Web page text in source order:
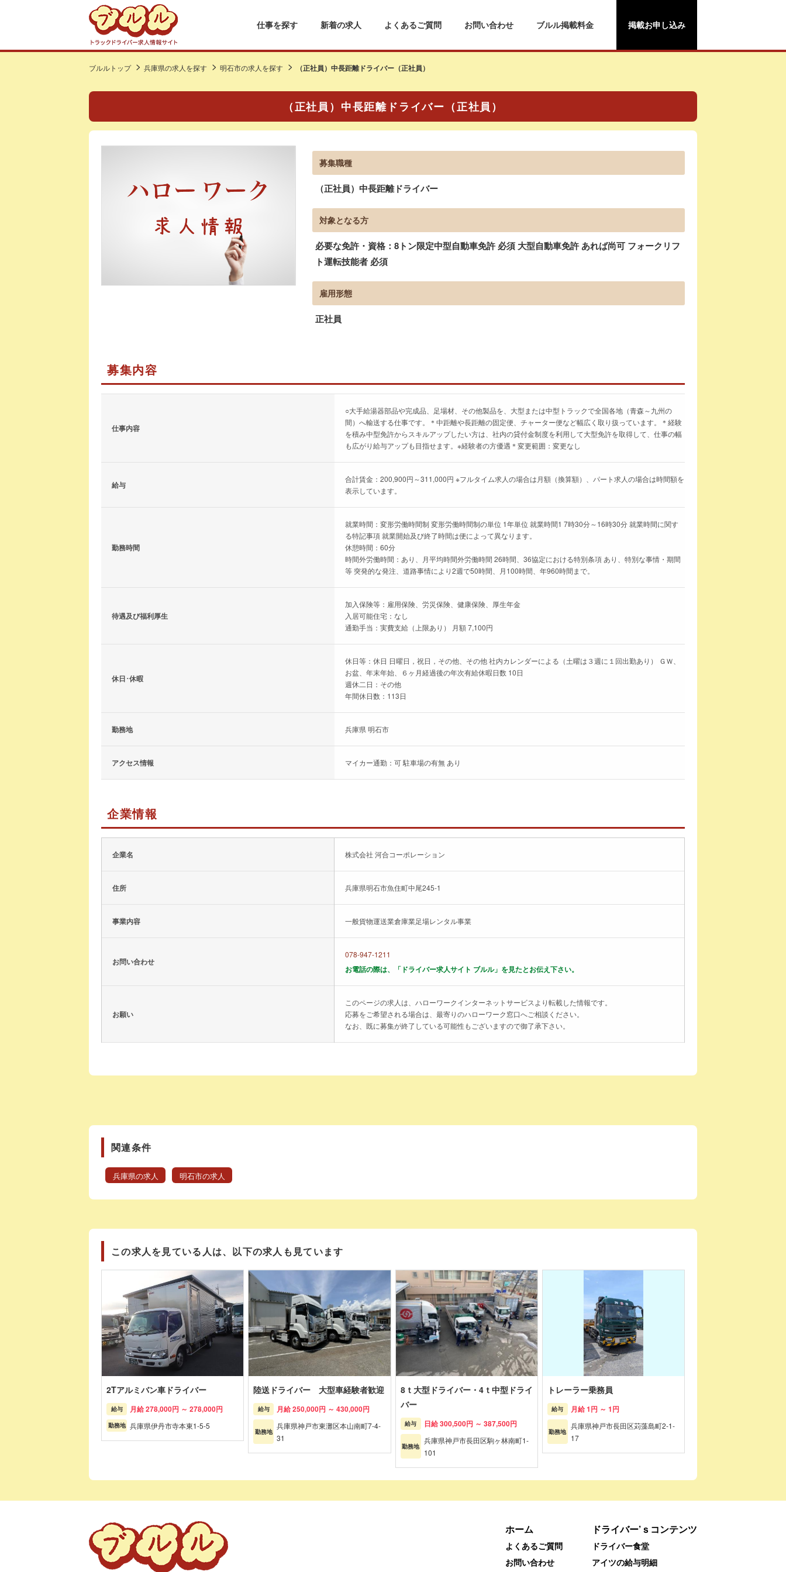
仕事を探す 新着の求人 よくあるご質問 お問い合わせ ブルル掲載料金 掲載お申し込み
ブルルトップ 兵庫県の求人を探す 明石市の求人を探す （正社員）中長距離ドライバー（正社員）
（正社員）中長距離ドライバー（正社員）
募集職種
（正社員）中長距離ドライバー
対象となる方
必要な免許・資格：8トン限定中型自動車免許 必須 大型自動車免許 あれば尚可 フォークリフ
ト運転技能者 必須
雇用形態
正社員
募集内容
仕事内容
○大手給湯器部品や完成品、足場材、その他製品を、大型または中型トラックで全国各地（青森～九州の
間）へ輸送する仕事です。＊中距離や長距離の固定便、チャーター便など幅広く取り扱っています。＊経験
を積み中型免許からスキルアップしたい方は、社内の貸付金制度を利用して大型免許を取得して、仕事の幅
も広がり給与アップも目指せます。※経験者の方優遇＊変更範囲：変更なし
給与
合計賃金：200,900円～311,000円 ※フルタイム求人の場合は月額（換算額）、パート求人の場合は時間額を
表示しています。
勤務時間
就業時間：変形労働時間制 変形労働時間制の単位 1年単位 就業時間1 7時30分～16時30分 就業時間に関す
る特記事項 就業開始及び終了時間は便によって異なります。
休憩時間：60分
時間外労働時間：あり、月平均時間外労働時間 26時間、36協定における特別条項 あり、特別な事情・期間
等 突発的な発注、道路事情により2週で50時間、月100時間、年960時間まで。
待遇及び福利厚生
加入保険等：雇用保険、労災保険、健康保険、厚生年金
入居可能住宅：なし
通勤手当：実費支給（上限あり） 月額 7,100円
休日･休暇
休日等：休日 日曜日，祝日，その他、その他 社内カレンダーによる（土曜は３週に１回出勤あり） ＧＷ、
お盆、年末年始、６ヶ月経過後の年次有給休暇日数 10日
週休二日：その他
年間休日数：113日
勤務地 兵庫県 明石市
アクセス情報 マイカー通勤：可 駐車場の有無 あり
企業情報
企業名 株式会社 河合コーポレーション
住所 兵庫県明石市魚住町中尾245-1
事業内容 一般貨物運送業倉庫業足場レンタル事業
お問い合わせ
078-947-1211
お電話の際は、「ドライバー求人サイト ブルル」を見たとお伝え下さい。
お願い
このページの求人は、ハローワークインターネットサービスより転載した情報です。
応募をご希望される場合は、最寄りのハローワーク窓口へご相談ください。
なお、既に募集が終了している可能性もございますので御了承下さい。
関連条件
兵庫県の求人 明石市の求人
この求人を見ている人は、以下の求人も見ています
2Tアルミバン車ドライバー
給与 月給 278,000円 ～ 278,000円
勤務地 兵庫県伊丹市寺本東1-5-5
陸送ドライバー 大型車経験者歓迎
給与 月給 250,000円 ～ 430,000円
勤務地
兵庫県神戸市東灘区本山南町7-4-
31
8ｔ大型ドライバー・4ｔ中型ドライ
バー
給与 日給 300,500円 ～ 387,500円
勤務地
兵庫県神戸市長田区駒ヶ林南町1-
101
トレーラー乗務員
給与 月給 1円 ～ 1円
勤務地
兵庫県神戸市長田区苅藻島町2-1-
17
ホーム
よくあるご質問
お問い合わせ
ドライバー’ｓコンテンツ
ドライバー食堂
アイツの給与明細